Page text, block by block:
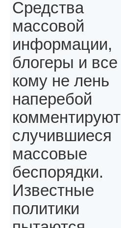
Средства
массовой
информации,
блогеры и все
кому не лень
наперебой
комментируют
случившиеся
массовые
беспорядки.
Известные
политики